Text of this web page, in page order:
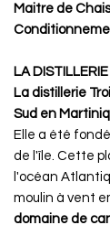
Maitre de
LA
La distillerie
Sud en
Elle a été
de l'île. Cette
l'océan
moulin à vent
domaine de